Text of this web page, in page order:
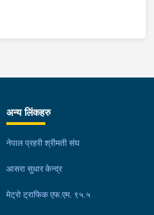
कारबाहीको लागि वैदेशिक
अन्य लिंकहरु
नेपाल प्रहरी श्रीमती संघ
आसरा सुधार केन्द्र
मेट्रो ट्राफिक एफ.एम. ९५.५